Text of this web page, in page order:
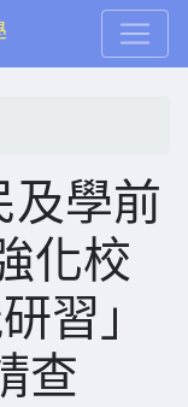
及學前
化校
習」
查